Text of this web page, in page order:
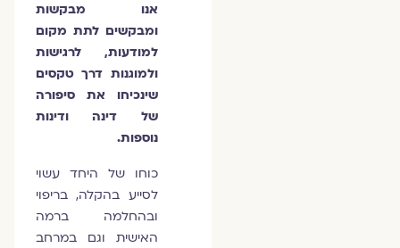
אנו מבקשות
ומבקשים לתת מקום
למודעות, לרגישות
ולמוגנות דרך טקסים
שינכיחו את סיפורה
של דינה ודינות
נוספות.
כוחו של היחד עשוי
לסייע בהקלה, בריפוי
ובהחלמה ברמה
האישית וגם במרחב